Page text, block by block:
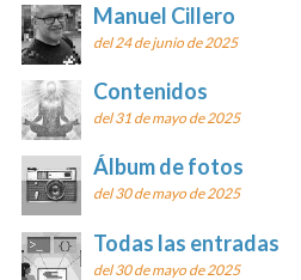
Manuel Cillero
del 24 de junio de 2025
Contenidos
del 31 de mayo de 2025
Álbum de fotos
del 30 de mayo de 2025
Todas las entradas
del 30 de mayo de 2025